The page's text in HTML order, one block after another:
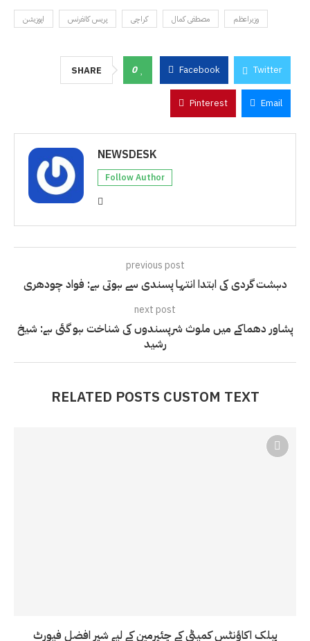
اپوزیشن پریس کانفرنس کراچی مصطفی کمال وزیراعظم
SHARE 0 Facebook Twitter
Pinterest Email
NEWSDESK
Follow Author
previous post
دہشت گردی کی ابتدا انتہا پسندی سے ہوتی ہے: فواد چودھری
next post
پشاور دھماکے میں ملوث شرپسندوں کی شناخت ہو گئی ہے: شیخ
رشید
RELATED POSTS CUSTOM TEXT
پبلک اکاؤنٹس کمیٹی کے چئیرمین کے لیے شیر افضل فیورٹ